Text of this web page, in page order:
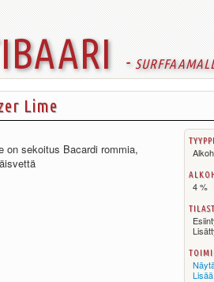
-
Lime
tyyppi
4 %
on sekoitus Bacardi rommia,